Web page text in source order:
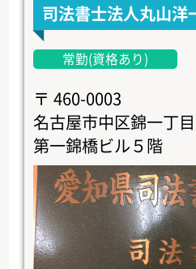
司法書士法人丸山洋
常勤(資格あり)
〒 460-0003
名古屋市中区錦一丁
第一錦橋ビル５階